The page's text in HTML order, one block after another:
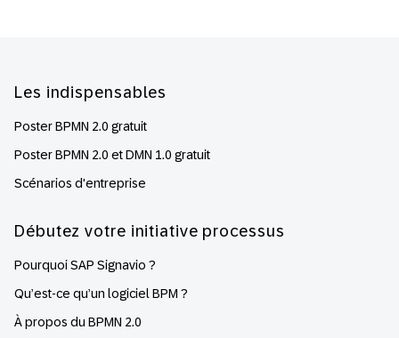
Les indispensables
Poster BPMN 2.0 gratuit
Poster BPMN 2.0 et DMN 1.0 gratuit
Scénarios d'entreprise
Débutez votre initiative processus
Pourquoi SAP Signavio ?
Qu’est-ce qu’un logiciel BPM ?
À propos du BPMN 2.0